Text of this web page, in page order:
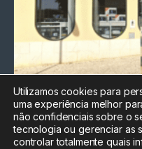
Utilizamos cookies para
uma experiência melhor
não confidenciais sobre o
tecnologia ou gerenciar as
controlar totalmente quais